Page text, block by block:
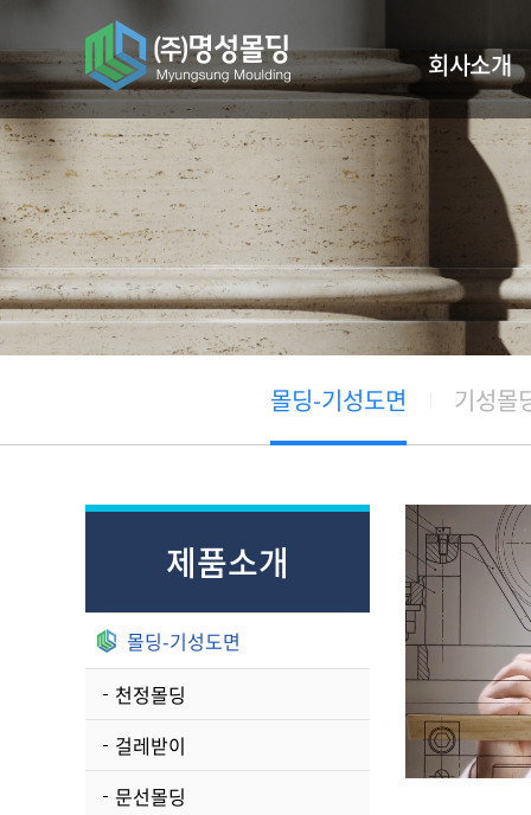
회사소개
주요사업실적
찾아오시는길
몰딩-기성도면 기성몰
제품소개
몰딩-기성도면
천정몰딩
걸레받이
문선몰딩